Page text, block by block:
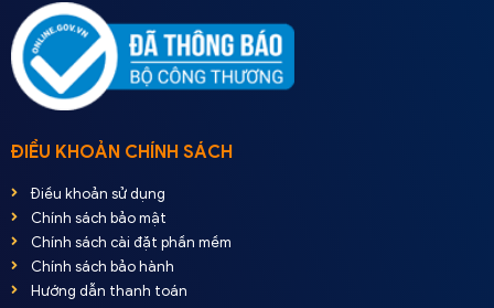
ĐIỀU KHOẢN CHÍNH SÁCH
Điều khoản sử dụng
Chính sách bảo mật
Chính sách cài đặt phần mềm
Chính sách bảo hành
Hướng dẫn thanh toán